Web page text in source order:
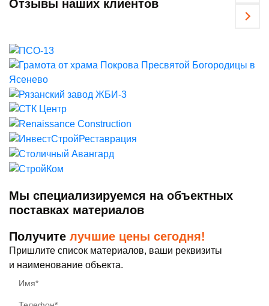
Отзывы наших клиентов
Мы специализируемся на объектных
поставках материалов
Получите лучшие цены сегодня!
Пришлите список материалов, ваши реквизиты
и наименование объекта.
Имя*
Телефон*